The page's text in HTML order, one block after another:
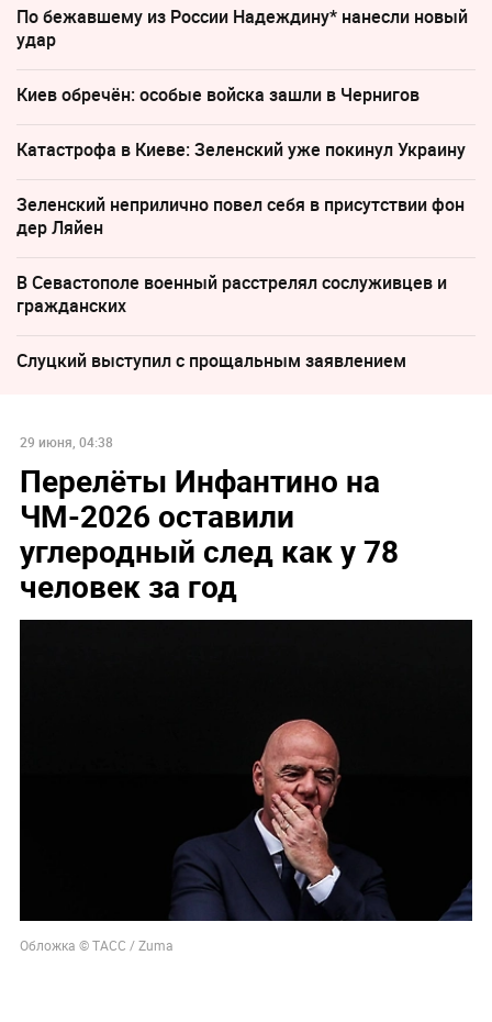
По бежавшему из России Надеждину* нанесли новый
удар
Киев обречён: особые войска зашли в Чернигов
Катастрофа в Киеве: Зеленский уже покинул Украину
Зеленский неприлично повел cебя в присутствии фон
дер Ляйен
В Севастополе военный расстрелял сослуживцев и
гражданских
Слуцкий выступил с прощальным заявлением
29 июня, 04:38
Перелёты Инфантино на
ЧМ-2026 оставили
углеродный след как у 78
человек за год
Обложка © ТАСС / Zuma